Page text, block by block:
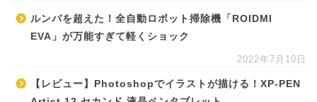
ルンバを超えた！全自動ロボット掃除機「ROIDMI
EVA」が万能すぎて軽くショック
2022年7月10日
【レビュー】Photoshopでイラストが描ける！XP-PEN